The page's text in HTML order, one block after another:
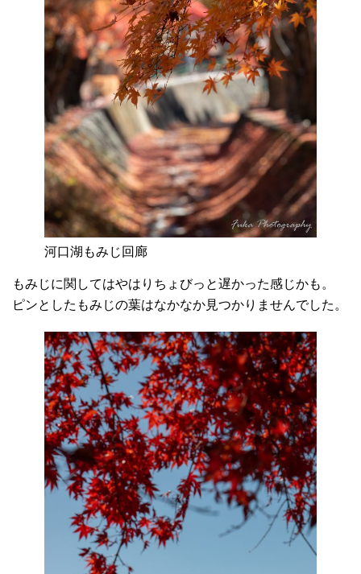
河口湖もみじ回廊
もみじに関してはやはりちょびっと遅かった感じかも。
ピンとしたもみじの葉はなかなか見つかりませんでした。